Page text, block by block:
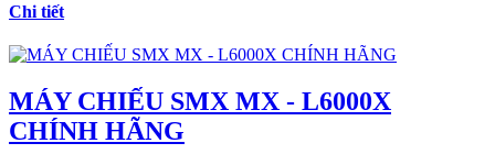
Chi tiết
MÁY CHIẾU SMX MX - L6000X
CHÍNH HÃNG